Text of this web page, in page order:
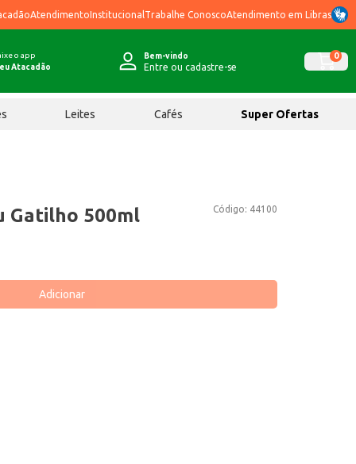
AtendimentoInstitucional Trabalhe ConoscoAtendimento em Libras
o app
Atacadão
Bem-vindo
Entre ou cadastre-se
0
Leites Cafés Super Ofertas
Código: 44100
Gatilho 500ml
Adicionar